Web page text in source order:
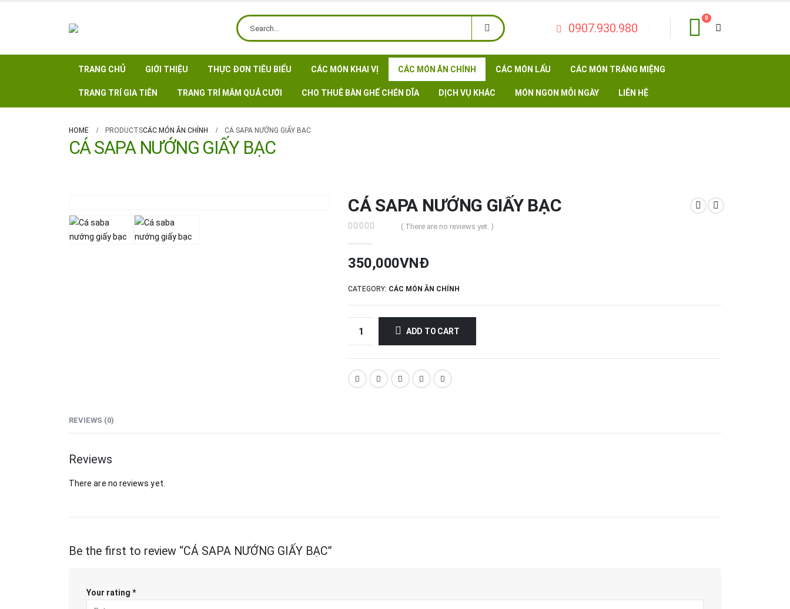
0907.930.980
0
TRANG CHỦ GIỚI THIỆU THỰC ĐƠN TIÊU BIỂU CÁC MÓN KHAI VỊ CÁC MÓN ĂN CHÍNH CÁC MÓN LẨU CÁC MÓN TRÁNG MIỆNG
TRANG TRÍ GIA TIÊN TRANG TRÍ MÂM QUẢ CƯỚI CHO THUÊ BÀN GHẾ CHÉN DĨA DỊCH VỤ KHÁC MÓN NGON MỖI NGÀY LIÊN HỆ
HOME PRODUCTSCÁC MÓN ĂN CHÍNH CÁ SAPA NƯỚNG GIẤY BẠC
CÁ SAPA NƯỚNG GIẤY BẠC
CÁ SAPA NƯỚNG GIẤY BẠC
( There are no reviews yet. )
350,000VNĐ
CATEGORY: CÁC MÓN ĂN CHÍNH
ADD TO CART
REVIEWS (0)
Reviews
There are no reviews yet.
Be the first to review “CÁ SAPA NƯỚNG GIẤY BẠC”
Your rating *